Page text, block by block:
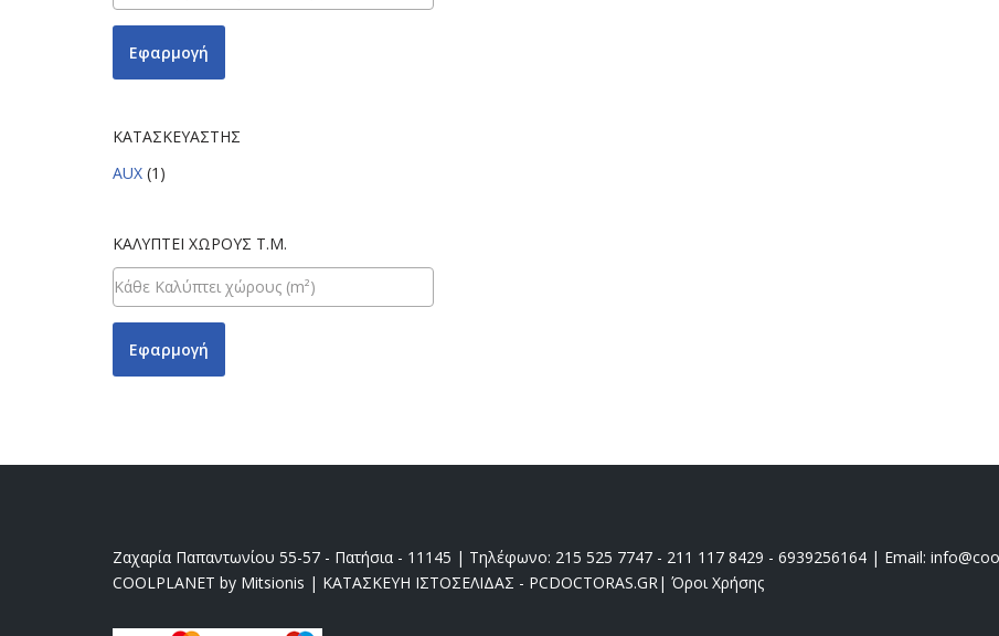
Εφαρμογή
ΚΑΤΑΣΚΕΥΑΣΤΉΣ
AUX (1)
ΚΑΛΎΠΤΕΙ ΧΏΡΟΥΣ Τ.Μ.
Εφαρμογή
Ζαχαρία Παπαντωνίου 55-57 - Πατήσια - 11145 | Τηλέφωνο: 215 525 7747 - 211 117 8429 - 6939256164 | Email:
COOLPLANET by Mitsionis | ΚΑΤΑΣΚΕΥΗ ΙΣΤΟΣΕΛΙΔΑΣ - PCDOCTORAS.GR| Όροι Χρήσης